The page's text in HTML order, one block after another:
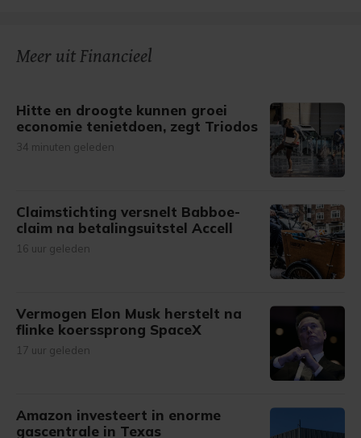
Meer uit Financieel
Hitte en droogte kunnen groei
economie tenietdoen, zegt Triodos
34 minuten geleden
Claimstichting versnelt Babboe-
claim na betalingsuitstel Accell
16 uur geleden
Vermogen Elon Musk herstelt na
flinke koerssprong SpaceX
17 uur geleden
Amazon investeert in enorme
gascentrale in Texas